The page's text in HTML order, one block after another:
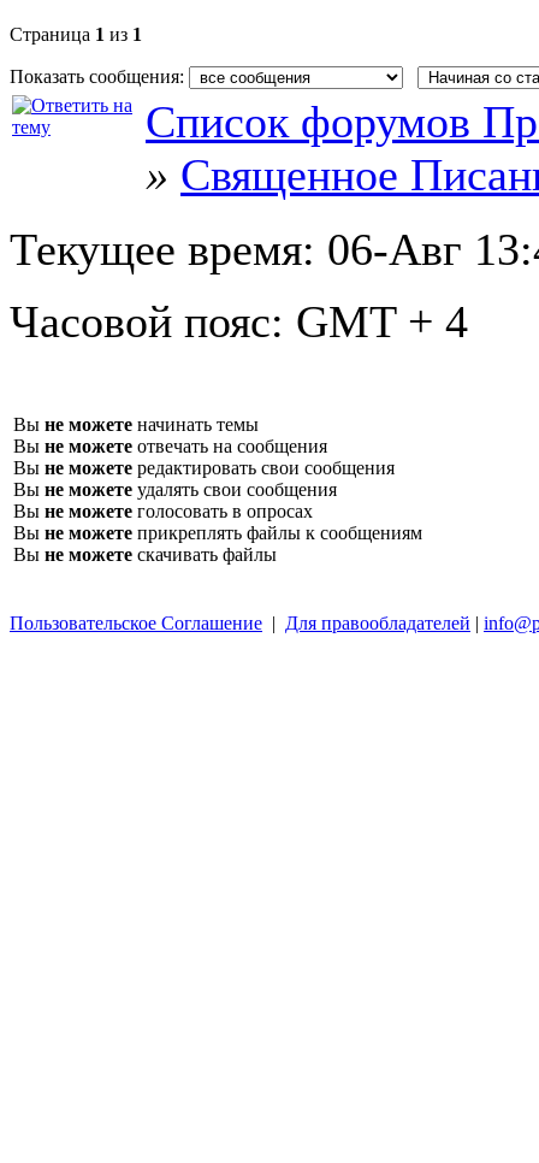
Страница 1 из 1
Показать сообщения:
Список форумов
» Священное
Текущее время: 06-Авг
Часовой пояс: GMT + 4
Вы не можете начинать темы
Вы не можете отвечать на сообщения
Вы не можете редактировать свои сообщения
Вы не можете удалять свои сообщения
Вы не можете голосовать в опросах
Вы не можете прикреплять файлы к сообщениям
Вы не можете скачивать файлы
Пользовательское Соглашение | Для правообладателей |